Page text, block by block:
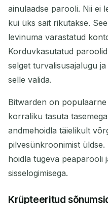
ainulaadse parooli. Nii ei
kui üks sait rikutakse.
levinuma varastatud
Korduvkasutatud
selget turvalisusajalugu
selle valida.
Bitwarden on
korraliku tasuta
andmehoidla täielikult
pilvesünkroonimist
hoidla tugeva peaparooli
sisselogimisega.
Krüpteeritud